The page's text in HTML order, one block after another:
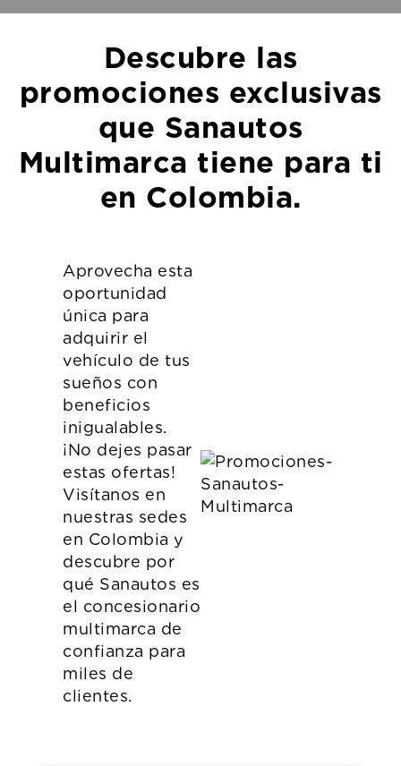
​Descubre las
promociones exclusivas
que Sanautos
Multimarca tiene para ti
en Colombia.
​Aprovecha esta
oportunidad
única para
adquirir el
vehículo de tus
sueños con
beneficios
inigualables.
¡No dejes pasar
estas ofertas!
Visítanos en
nuestras sedes
en Colombia y
descubre por
qué Sanautos es
el concesionario
multimarca de
confianza para
miles de
clientes.